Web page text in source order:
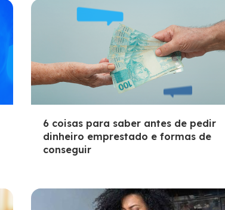
6 coisas para saber antes de pedir
dinheiro emprestado e formas de
conseguir